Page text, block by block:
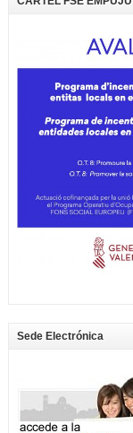
Sede Electrónica